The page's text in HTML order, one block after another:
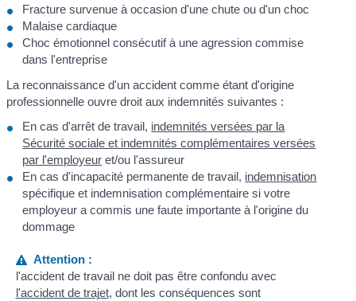
Fracture survenue à occasion d'une chute ou d'un choc
Malaise cardiaque
Choc émotionnel consécutif à une agression commise
dans l'entreprise
La reconnaissance d'un accident comme étant d'origine
professionnelle ouvre droit aux indemnités suivantes :
En cas d'arrêt de travail, indemnités versées par la
Sécurité sociale et indemnités complémentaires versées
par l'employeur et/ou l'assureur
En cas d'incapacité permanente de travail, indemnisation
spécifique et indemnisation complémentaire si votre
employeur a commis une faute importante à l'origine du
dommage
Attention :
l'accident de travail ne doit pas être confondu avec
l'accident de trajet, dont les conséquences sont